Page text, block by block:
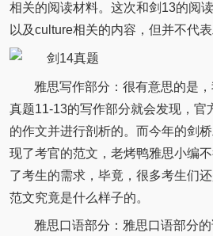
相关的阅读材料。这次和剑13的阅
以及culture相关的内容，但并不代
雅思写作部分：很有意思的是
真题11-13的写作部分就会发现，官
的作文并进行剖析的。而今年的剑
现了考官的范文，老烤鸭雅思小编
了考生的需求，毕竟，很多考生们
范文究竟是什么样子的。
雅思口语部分：雅思口语部分